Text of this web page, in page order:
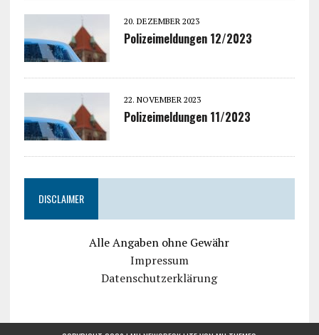
20. DEZEMBER 2023
Polizeimeldungen 12/2023
22. NOVEMBER 2023
Polizeimeldungen 11/2023
DISCLAIMER
Alle Angaben ohne Gewähr
Impressum
Datenschutzerklärung